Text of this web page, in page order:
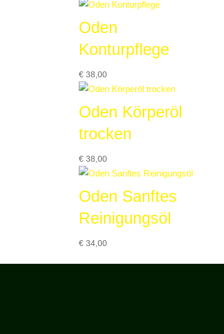
Oden
Konturpflege
€ 38,00
Oden Körperöl
trocken
€ 38,00
Oden Sanftes
Reinigungsöl
€ 34,00